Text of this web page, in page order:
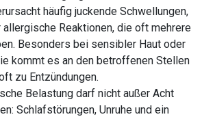
häufig juckende Schwellungen,
allergische Reaktionen, die oft mehrere
Besonders bei sensibler Haut oder
kommt es an den betroffenen Stellen
zu Entzündungen.
Belastung darf nicht außer Acht
Schlafstörungen, Unruhe und ein